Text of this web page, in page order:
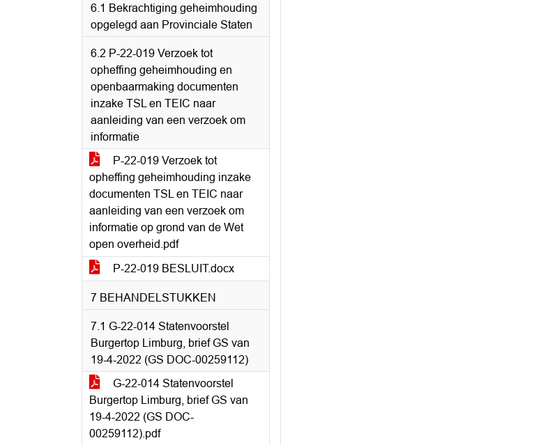
6.1 Bekrachtiging geheimhouding
opgelegd aan Provinciale Staten
6.2 P-22-019 Verzoek tot
opheffing geheimhouding en
openbaarmaking documenten
inzake TSL en TEIC naar
aanleiding van een verzoek om
informatie
P-22-019 Verzoek tot
opheffing geheimhouding inzake
documenten TSL en TEIC naar
aanleiding van een verzoek om
informatie op grond van de Wet
open overheid.pdf
P-22-019 BESLUIT.docx
7 BEHANDELSTUKKEN
7.1 G-22-014 Statenvoorstel
Burgertop Limburg, brief GS van
19-4-2022 (GS DOC-00259112)
G-22-014 Statenvoorstel
Burgertop Limburg, brief GS van
19-4-2022 (GS DOC-
00259112).pdf